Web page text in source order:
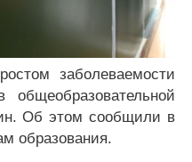
заболеваемости
Об этом сообщили в
образования.